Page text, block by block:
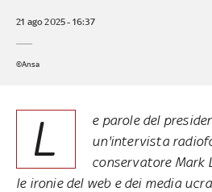
21 ago 2025 - 16:37
©Ansa
L
e parole del
un'intervista
conservatore Mark
le ironie del web e dei media